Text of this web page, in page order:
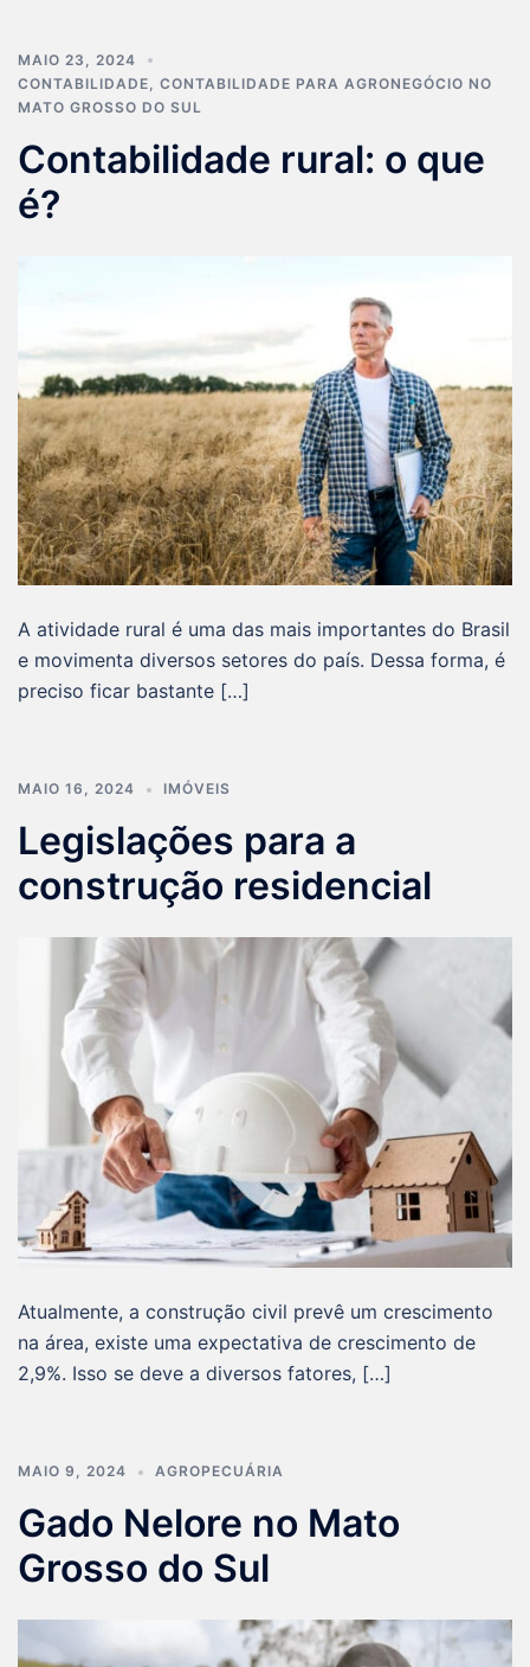
MAIO 23, 2024
CONTABILIDADE
CONTABILIDADE PARA AGRONEGÓCIO NO
MATO GROSSO DO SUL
Contabilidade rural: o que
é?
A atividade rural é uma das mais importantes do Brasil
e movimenta diversos setores do país. Dessa forma, é
preciso ficar bastante […]
MAIO 16, 2024 IMÓVEIS
Legislações para a
construção residencial
Atualmente, a construção civil prevê um crescimento
na área, existe uma expectativa de crescimento de
2,9%. Isso se deve a diversos fatores, […]
MAIO 9, 2024 AGROPECUÁRIA
Gado Nelore no Mato
Grosso do Sul